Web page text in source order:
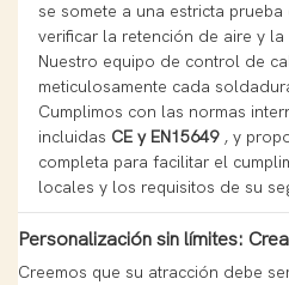
se somete a una estricta
verificar la retención de aire y
Nuestro equipo de control de
meticulosamente cada
Cumplimos con las normas
incluidas CE y EN15649, y
completa para facilitar el
locales y los requisitos de su
Personalización sin límites:
Creemos que su atracción debe